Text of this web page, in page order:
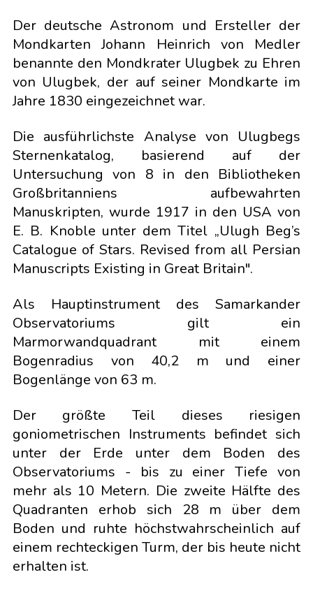
Der deutsche Astronom und Ersteller der
Mondkarten Johann Heinrich von Medler
benannte den Mondkrater Ulugbek zu Ehren
von Ulugbek, der auf seiner Mondkarte im
Jahre 1830 eingezeichnet war.
Die ausführlichste Analyse von Ulugbegs
Sternenkatalog, basierend auf der
Untersuchung von 8 in den Bibliotheken
Großbritanniens aufbewahrten
Manuskripten, wurde 1917 in den USA von
E. B. Knoble unter dem Titel „Ulugh Beg’s
Catalogue of Stars. Revised from all Persian
Manuscripts Existing in Great Britain".
Als Hauptinstrument des Samarkander
Observatoriums gilt ein
Marmorwandquadrant mit einem
Bogenradius von 40,2 m und einer
Bogenlänge von 63 m.
Der größte Teil dieses riesigen
goniometrischen Instruments befindet sich
unter der Erde unter dem Boden des
Observatoriums - bis zu einer Tiefe von
mehr als 10 Metern. Die zweite Hälfte des
Quadranten erhob sich 28 m über dem
Boden und ruhte höchstwahrscheinlich auf
einem rechteckigen Turm, der bis heute nicht
erhalten ist.